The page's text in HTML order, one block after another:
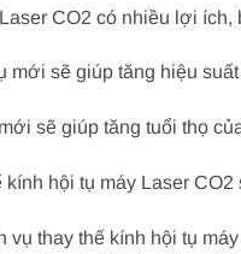
CO2 có nhiều lợi ích,
mới sẽ giúp tăng hiệu
sẽ giúp tăng tuổi thọ
kính hội tụ máy Laser
vụ thay thế kính hội tụ